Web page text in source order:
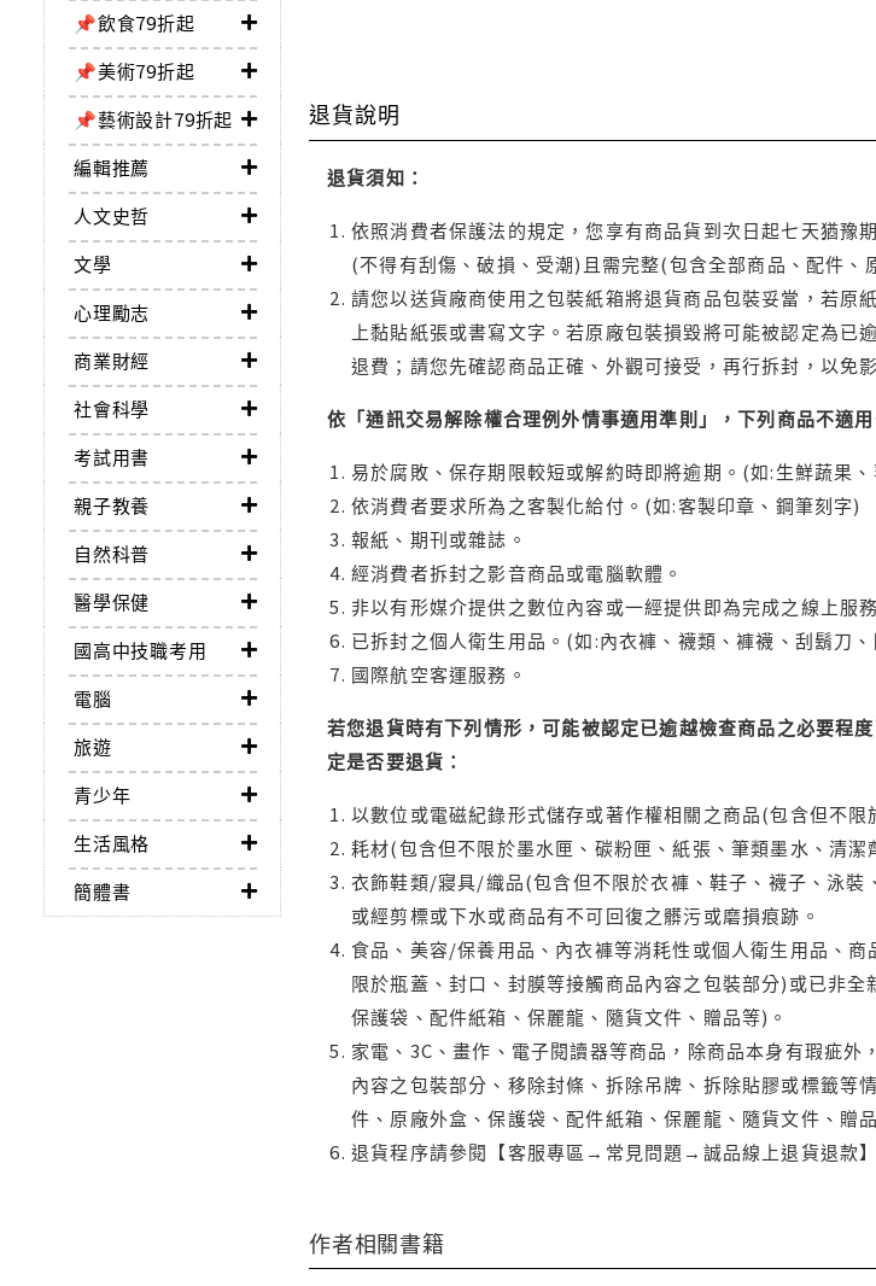
📌飲食79折起
📌美術79折起
📌藝術設計79折起
編輯推薦
人文史哲
文學
心理勵志
商業財經
社會科學
考試用書
親子教養
自然科普
醫學保健
國高中技職考用
電腦
旅遊
青少年
生活風格
簡體書
退貨說明
退貨須知：
依照消費者保護法的規定，您享有商品貨到次日起七天猶
(不得有刮傷、破損、受潮)且需完整(包含全部商品、配件、
請您以送貨廠商使用之包裝紙箱將退貨商品包裝妥當，若原
上黏貼紙張或書寫文字。若原廠包裝損毀將可能被認定為
退費；請您先確認商品正確、外觀可接受，再行拆封，以免
依「通訊交易解除權合理例外情事適用準則」，下列商品不適
易於腐敗、保存期限較短或解約時即將逾期。(如:生鮮蔬果
依消費者要求所為之客製化給付。(如:客製印章、鋼筆刻字)
報紙、期刊或雜誌。
經消費者拆封之影音商品或電腦軟體。
非以有形媒介提供之數位內容或一經提供即為完成之線上服
已拆封之個人衛生用品。(如:內衣褲、襪類、褲襪、刮鬍刀
國際航空客運服務。
若您退貨時有下列情形，可能被認定已逾越檢查商品之必要程
定是否要退貨：
以數位或電磁紀錄形式儲存或著作權相關之商品(包含但不
耗材(包含但不限於墨水匣、碳粉匣、紙張、筆類墨水、清
衣飾鞋類/寢具/織品(包含但不限於衣褲、鞋子、襪子、泳
或經剪標或下水或商品有不可回復之髒污或磨損痕跡。
食品、美容/保養用品、內衣褲等消耗性或個人衛生用品、
限於瓶蓋、封口、封膜等接觸商品內容之包裝部分)或已非
保護袋、配件紙箱、保麗龍、隨貨文件、贈品等)。
家電、3C、畫作、電子閱讀器等商品，除商品本身有瑕疵
內容之包裝部分、移除封條、拆除吊牌、拆除貼膠或標籤
件、原廠外盒、保護袋、配件紙箱、保麗龍、隨貨文件、贈
退貨程序請參閱【客服專區→常見問題→誠品線上退貨退款】
作者相關書籍